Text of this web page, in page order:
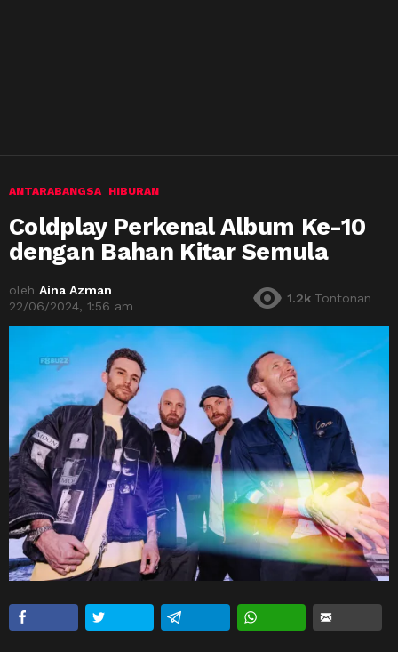
ANTARABANGSA HIBURAN
Coldplay Perkenal Album Ke-10
dengan Bahan Kitar Semula
oleh Aina Azman
22/06/2024, 1:56 am
1.2k Tontonan